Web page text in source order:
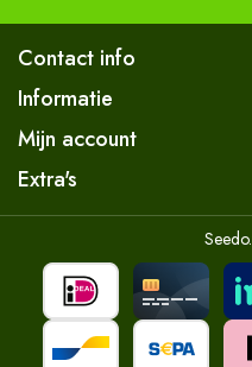
Contact info
Informatie
Mijn account
Extra's